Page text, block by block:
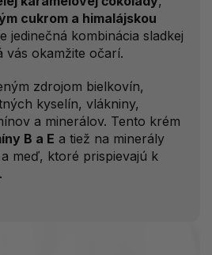
cukrom a himalájskou
jedinečná kombinácia sladkej
vás okamžite očarí.
zdrojom bielkovín,
kyselín, vlákniny,
a minerálov. Tento krém
B a E a tiež na minerály
meď, ktoré prispievajú k